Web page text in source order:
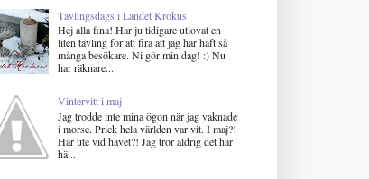
Tävlingsdags i Landet Krokus
Hej alla fina! Har ju tidigare utlovat en
liten tävling för att fira att jag har haft så
många besökare. Ni gör min dag! :) Nu
har räknare...
Vintervitt i maj
Jag trodde inte mina ögon när jag vaknade
i morse. Prick hela världen var vit. I maj?!
Här ute vid havet?! Jag tror aldrig det har
hä...